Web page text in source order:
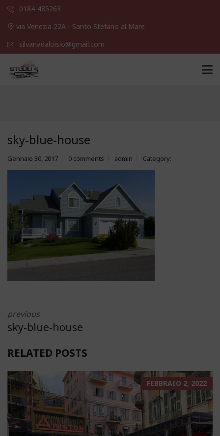
0184-485263
via Venezia 22A - Santo Stefano al Mare
silvanadaloisio@gmail.com
sky-blue-house
Gennaio 30, 2017 0 comments admin Category:
previous
sky-blue-house
RELATED POSTS
FEBBRAIO 2, 2022